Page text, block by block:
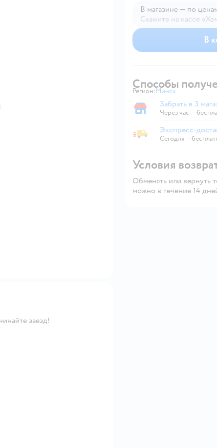
В магазине — по
Скажите на кассе
В магазине — по ценам
В
Способы
Регион: Выбор адреса
Минск
Забрать в магазине
Забрать в 3
Через час —
Экспресс-доставка из
Экспресс-
Сегодня—
Условия
Обменять или вернуть
можно в течение 14
заезд!